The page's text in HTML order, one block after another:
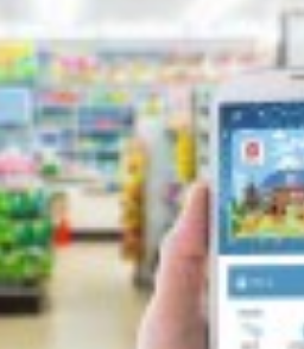
일본에서 한국제품 직구,
라인쇼핑몰보다 싼 SAZO(사조), 쿠폰
나고 있습니다.
온라인몰에 비하면 적지만, 일본 창고에서
이용하면 다음 날~2일 내에 도착하고
특징입니다.
엔 이상이면 무료 배송인 점포가
배송입니다.
하기
이 많아 배송이 1~3일 내로 빠르며, 쇼핑
기간을 이용하면 실질적으로 일본 최저가
다.
바쁘고 세련된 도시인의
인 문화를 선호하는 분들에게 최고의
오사카가 정답입니다. 후쿠오카:
대도시보다 바다와 자연이 가까운 곳에
토: "전통과 사색의 시간".
일본의 역사를 느끼고 싶은 분들에게
감수해야 합니다.
리가
시티는 어디인가요?
한 점을 공유해 주세요! 다음 포스팅에서
니다. 실용적인 이익과 인간관계, 활발한
간이 되었습니다. 2. 말투의 온도
고
거리를 유지하는 세련된 느낌을 줍니다.
불리는 특유의 사투리를 씁니다. 억양이
현이 풍부하고 훨씬 활기찬 인상을 줍니다.
맞장구 3. 인간관계와 대화
심스럽고 경계하는 듯 보이지만, 한 번 쌓인
베이터나 전철에서는 침묵이 기본 매너입
많습니다. 초면에도 스스럼없이 말을 걸며,
손님이 친구처럼 농담을 주고받는 풍경이
을 물어도 자기 일처럼 친절하게 알려주는
역의